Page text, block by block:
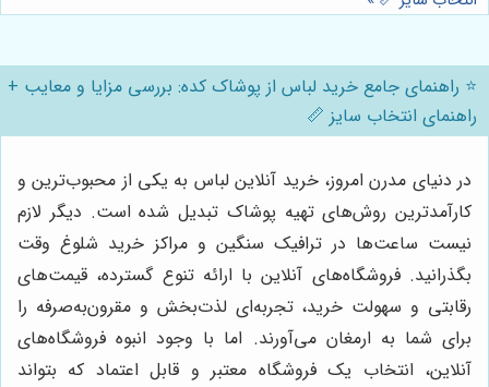
⭐️ راهنمای جامع خرید لباس از پوشاک کده: بررسی مزایا و معایب +
راهنمای انتخاب سایز 📏
در دنیای مدرن امروز، خرید آنلاین لباس به یکی از محبوب‌ترین و
کارآمدترین روش‌های تهیه پوشاک تبدیل شده است. دیگر لازم
نیست ساعت‌ها در ترافیک سنگین و مراکز خرید شلوغ وقت
بگذرانید. فروشگاه‌های آنلاین با ارائه تنوع گسترده، قیمت‌های
رقابتی و سهولت خرید، تجربه‌ای لذت‌بخش و مقرون‌به‌صرفه را
برای شما به ارمغان می‌آورند. اما با وجود انبوه فروشگاه‌های
آنلاین، انتخاب یک فروشگاه معتبر و قابل اعتماد که بتواند